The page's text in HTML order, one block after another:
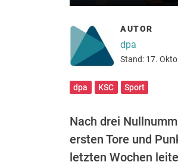
AUTOR
dpa
Stand: 17.
dpa KSC Sport
Nach drei
ersten Tore und
letzten Wochen